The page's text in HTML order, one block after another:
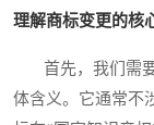
理解商标变更的核
首先，我们需要
体含义。它通常不